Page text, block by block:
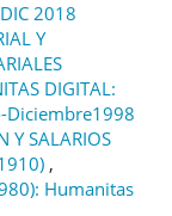
2018
Y
DIGITAL:
Diciembre1998
Y SALARIOS
,
Humanitas